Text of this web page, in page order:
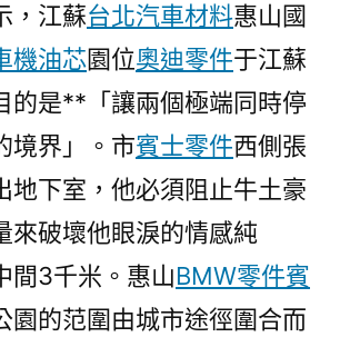
，江蘇台北汽車材料惠山國
機油芯園位奧迪零件于江蘇
的是**「讓兩個極端同時停
境界」。市賓士零件西側張
地下室，他必須阻止牛土豪
來破壞他眼淚的情感純
間3千米。惠山BMW零件賓
園的范圍由城市途徑圍合而